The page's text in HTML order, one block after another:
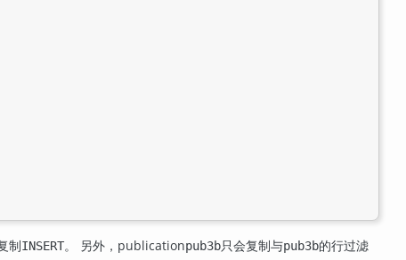
制INSERT。 另外，publicationpub3b只会复制与pub3b的行过滤